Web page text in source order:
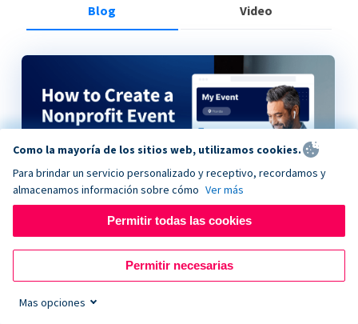
Blog Video
How to Create a Nonprofit Event on Donorbox
Como la mayoría de los sitios web, utilizamos cookies.
Para brindar un servicio personalizado y receptivo, recordamos y
almacenamos información sobre cómo Ver más
Permitir todas las cookies
Permitir necesarias
Mas opciones